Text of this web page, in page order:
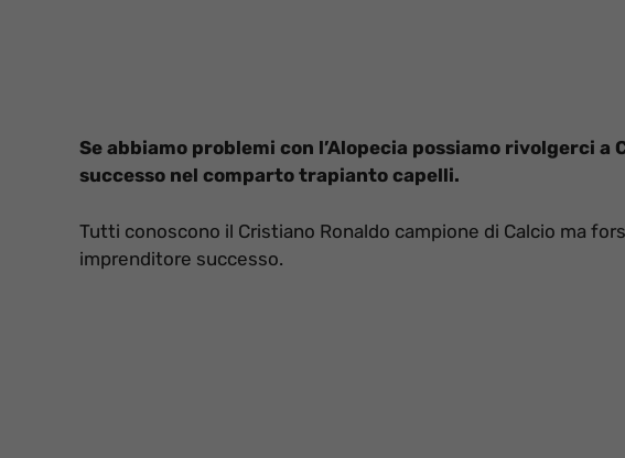
Se abbiamo problemi con l’Alopecia possiamo rivolgerci a
successo nel comparto trapianto capelli.
Tutti conoscono il Cristiano Ronaldo campione di Calcio ma
imprenditore successo.